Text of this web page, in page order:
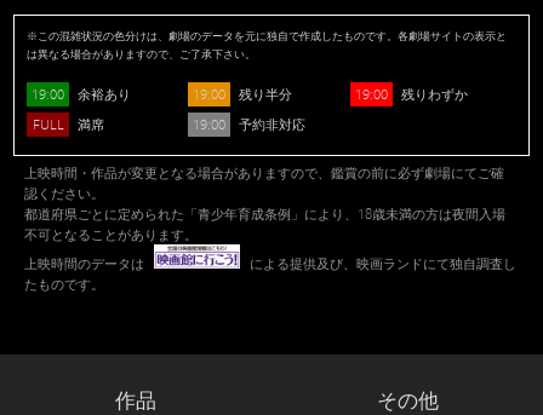
※この混雑状況の色分けは、劇場のデータを元に独自で作成したものです。各劇場サイトの表示と
は異なる場合がありますので、ご了承下さい。
19:00 余裕あり 19:00 残り半分 19:00
残りわずか
FULL
満席 19:00 予約非対応
上映時間・作品が変更となる場合がありますので、鑑賞の前に必ず劇場にてご確
認ください。
都道府県ごとに定められた「青少年育成条例」により、18歳未満の方は夜間入場
不可となることがあります。
上映時間のデータは
による提供及び、映画ランドにて独自調査し
たものです。
作品 その他